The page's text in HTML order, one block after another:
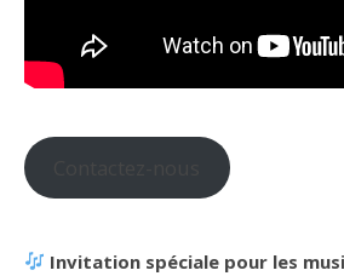
Invitation spéciale pour les